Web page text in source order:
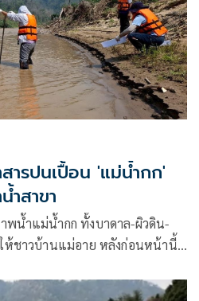
ารปนเปื้อน 'แม่น้ำกก'
ำสาขา
พน้ำแม่น้ำกก ทั้งบาดาล-ผิวดิน-
ห้ชาวบ้านแม่อาย หลังก่อนหน้านี้